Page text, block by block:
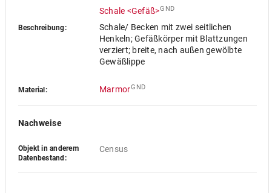
Schale <Gefäß>GND
Beschreibung:
Schale/ Becken mit zwei seitlichen
Henkeln; Gefäßkörper mit Blattzungen
verziert; breite, nach außen gewölbte
Gewäßlippe
Material: MarmorGND
Nachweise
Objekt in anderem
Datenbestand:
Census